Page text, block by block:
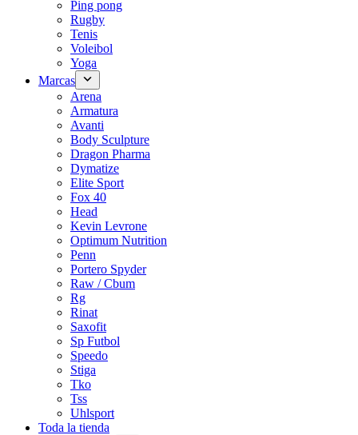
Ping pong
Rugby
Tenis
Voleibol
Yoga
Marcas
Arena
Armatura
Avanti
Body Sculpture
Dragon Pharma
Dymatize
Elite Sport
Fox 40
Head
Kevin Levrone
Optimum Nutrition
Penn
Portero Spyder
Raw / Cbum
Rg
Rinat
Saxofit
Sp Futbol
Speedo
Stiga
Tko
Tss
Uhlsport
Toda la tienda